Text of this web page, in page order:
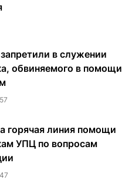
в служении
обвиняемого в помощи
горячая линия помощи
УПЦ по вопросам